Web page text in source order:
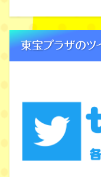
東宝プラザのツ